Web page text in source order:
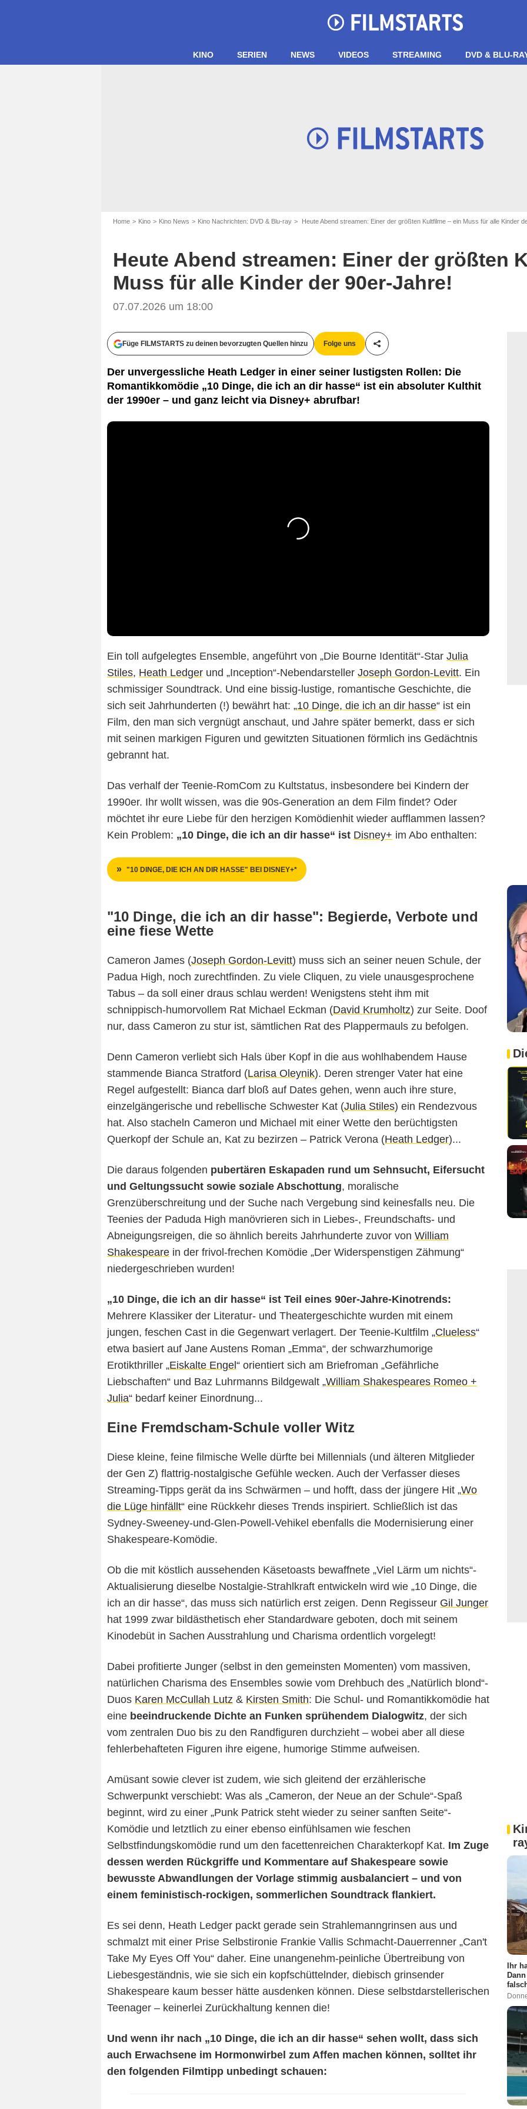
KINO SERIEN NEWS VIDEOS STREAMING DVD & BLU-
Home Kino Kino News Kino Nachrichten: DVD & Blu-ray Heute Abend streamen: Einer der größten Kultfilme – ein Muss für alle Kinder
Heute Abend streamen: Einer der größten
Muss für alle Kinder der 90er-Jahre!
07.07.2026 um 18:00
Füge FILMSTARTS zu deinen bevorzugten Quellen hinzu Folge uns
Teile diesen Artikel
Der unvergessliche Heath Ledger in einer seiner lustigsten Rollen: Die
Romantikkomödie „10 Dinge, die ich an dir hasse“ ist ein absoluter Kulthit
der 1990er – und ganz leicht via Disney+ abrufbar!
Ein toll aufgelegtes Ensemble, angeführt von „Die Bourne Identität“-Star Julia
Stiles, Heath Ledger und „Inception“-Nebendarsteller Joseph Gordon-Levitt. Ein
schmissiger Soundtrack. Und eine bissig-lustige, romantische Geschichte, die
sich seit Jahrhunderten (!) bewährt hat: „10 Dinge, die ich an dir hasse“ ist ein
Film, den man sich vergnügt anschaut, und Jahre später bemerkt, dass er sich
mit seinen markigen Figuren und gewitzten Situationen förmlich ins Gedächtnis
gebrannt hat.
Das verhalf der Teenie-RomCom zu Kultstatus, insbesondere bei Kindern der
1990er. Ihr wollt wissen, was die 90s-Generation an dem Film findet? Oder
möchtet ihr eure Liebe für den herzigen Komödienhit wieder aufflammen lassen?
Kein Problem: „10 Dinge, die ich an dir hasse“ ist Disney+ im Abo enthalten:
"10 DINGE, DIE ICH AN DIR HASSE" BEI DISNEY+*
"10 Dinge, die ich an dir hasse": Begierde, Verbote und
eine fiese Wette
Cameron James (Joseph Gordon-Levitt) muss sich an seiner neuen Schule, der
Padua High, noch zurechtfinden. Zu viele Cliquen, zu viele unausgesprochene
Tabus – da soll einer draus schlau werden! Wenigstens steht ihm mit
schnippisch-humorvollem Rat Michael Eckman (David Krumholtz) zur Seite. Doof
nur, dass Cameron zu stur ist, sämtlichen Rat des Plappermauls zu befolgen.
Denn Cameron verliebt sich Hals über Kopf in die aus wohlhabendem Hause
stammende Bianca Stratford (Larisa Oleynik). Deren strenger Vater hat eine
Regel aufgestellt: Bianca darf bloß auf Dates gehen, wenn auch ihre sture,
einzelgängerische und rebellische Schwester Kat (Julia Stiles) ein Rendezvous
hat. Also stacheln Cameron und Michael mit einer Wette den berüchtigsten
Querkopf der Schule an, Kat zu bezirzen – Patrick Verona (Heath Ledger)...
Die daraus folgenden pubertären Eskapaden rund um Sehnsucht, Eifersucht
und Geltungssucht sowie soziale Abschottung, moralische
Grenzüberschreitung und der Suche nach Vergebung sind keinesfalls neu. Die
Teenies der Paduda High manövrieren sich in Liebes-, Freundschafts- und
Abneigungsreigen, die so ähnlich bereits Jahrhunderte zuvor von William
Shakespeare in der frivol-frechen Komödie „Der Widerspenstigen Zähmung“
niedergeschrieben wurden!
„10 Dinge, die ich an dir hasse“ ist Teil eines 90er-Jahre-Kinotrends:
Mehrere Klassiker der Literatur- und Theatergeschichte wurden mit einem
jungen, feschen Cast in die Gegenwart verlagert. Der Teenie-Kultfilm „Clueless“
etwa basiert auf Jane Austens Roman „Emma“, der schwarzhumorige
Erotikthriller „Eiskalte Engel “ orientiert sich am Briefroman „Gefährliche
Liebschaften“ und Baz Luhrmanns Bildgewalt „William Shakespeares Romeo +
Julia“ bedarf keiner Einordnung...
Eine Fremdscham-Schule voller Witz
Diese kleine, feine filmische Welle dürfte bei Millennials (und älteren Mitglieder
der Gen Z) flattrig-nostalgische Gefühle wecken. Auch der Verfasser dieses
Streaming-Tipps gerät da ins Schwärmen – und hofft, dass der jüngere Hit „Wo
die Lüge hinfällt“ eine Rückkehr dieses Trends inspiriert. Schließlich ist das
Sydney-Sweeney-und-Glen-Powell-Vehikel ebenfalls die Modernisierung einer
Shakespeare-Komödie.
Ob die mit köstlich aussehenden Käsetoasts bewaffnete „Viel Lärm um nichts“-
Aktualisierung dieselbe Nostalgie-Strahlkraft entwickeln wird wie „10 Dinge, die
ich an dir hasse“, das muss sich natürlich erst zeigen. Denn Regisseur Gil Junger
hat 1999 zwar bildästhetisch eher Standardware geboten, doch mit seinem
Kinodebüt in Sachen Ausstrahlung und Charisma ordentlich vorgelegt!
Dabei profitierte Junger (selbst in den gemeinsten Momenten) vom massiven,
natürlichen Charisma des Ensembles sowie vom Drehbuch des „Natürlich blond“-
Duos Karen McCullah Lutz & Kirsten Smith: Die Schul- und Romantikkomödie hat
eine beeindruckende Dichte an Funken sprühendem Dialogwitz, der sich
vom zentralen Duo bis zu den Randfiguren durchzieht – wobei aber all diese
fehlerbehafteten Figuren ihre eigene, humorige Stimme aufweisen.
Amüsant sowie clever ist zudem, wie sich gleitend der erzählerische
Schwerpunkt verschiebt: Was als „Cameron, der Neue an der Schule“-Spaß
beginnt, wird zu einer „Punk Patrick steht wieder zu seiner sanften Seite“-
Komödie und letztlich zu einer ebenso einfühlsamen wie feschen
Selbstfindungskomödie rund um den facettenreichen Charakterkopf Kat. Im Zuge
dessen werden Rückgriffe und Kommentare auf Shakespeare sowie
bewusste Abwandlungen der Vorlage stimmig ausbalanciert – und von
einem feministisch-rockigen, sommerlichen Soundtrack flankiert.
Es sei denn, Heath Ledger packt gerade sein Strahlemanngrinsen aus und
schmalzt mit einer Prise Selbstironie Frankie Vallis Schmacht-Dauerrenner „Can't
Take My Eyes Off You“ daher. Eine unangenehm-peinliche Übertreibung von
Liebesgeständnis, wie sie sich ein kopfschüttelnder, diebisch grinsender
Shakespeare kaum besser hätte ausdenken können. Diese selbstdarstellerischen
Teenager – keinerlei Zurückhaltung kennen die!
Und wenn ihr nach „10 Dinge, die ich an dir hasse“ sehen wollt, dass sich
auch Erwachsene im Hormonwirbel zum Affen machen können, solltet ihr
den folgenden Filmtipp unbedingt schauen:
Ihr